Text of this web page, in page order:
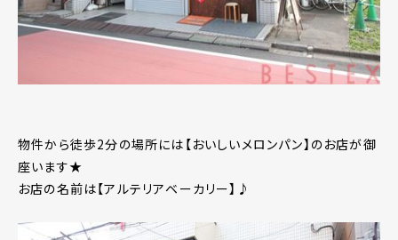
物件から徒歩2分の場所には【おいしいメロンパン】のお店が御
座います★
お店の名前は【アルテリアベーカリー】♪